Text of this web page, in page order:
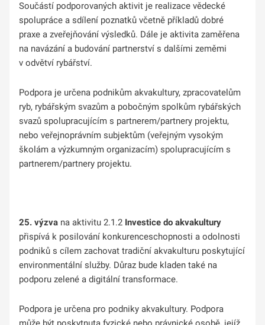
Součástí podporovaných aktivit je realizace vědecké
spolupráce a sdílení poznatků včetně příkladů dobré
praxe a zveřejňování výsledků. Dále je aktivita zaměřena
na navázání a budování partnerství s dalšími zeměmi
v odvětví rybářství.
Podpora je určena podnikům akvakultury, zpracovatelům
ryb, rybářským svazům a pobočným spolkům rybářských
svazů spolupracujícím s partnerem/partnery projektu,
nebo veřejnoprávním subjektům (veřejným vysokým
školám a výzkumným organizacím) spolupracujícím s
partnerem/partnery projektu.
25. výzva na aktivitu 2.1.2 Investice do akvakultury
přispívá k posilování konkurenceschopnosti a odolnosti
podniků s cílem zachovat tradiční akvakulturu poskytující
environmentální služby. Důraz bude kladen také na
podporu zelené a digitální transformace.
Podpora je určena pro podniky akvakultury. Podpora